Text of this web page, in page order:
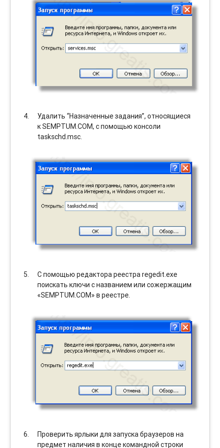
Удалить “Назначенные задания”, относящиеся
к SEMPTUM.COM, с помощью консоли
taskschd.msc.
С помощью редактора реестра regedit.exe
поискать ключи с названием или сожержащим
«SEMPTUM.COM» в реестре.
Проверить ярлыки для запуска браузеров на
предмет наличия в конце командной строки